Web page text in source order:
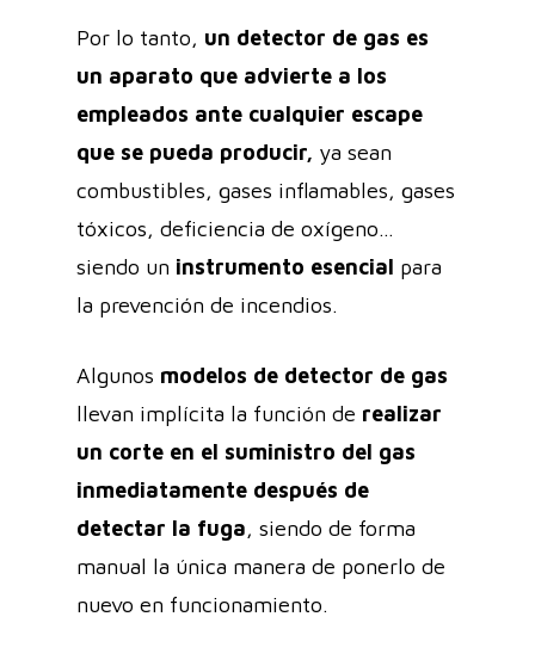
Por lo tanto, un detector de gas es
un aparato que advierte a los
empleados ante cualquier escape
que se pueda producir, ya sean
combustibles, gases inflamables, gases
tóxicos, deficiencia de oxígeno…
siendo un instrumento esencial para
la prevención de incendios.
Algunos modelos de detector de gas
llevan implícita la función de realizar
un corte en el suministro del gas
inmediatamente después de
detectar la fuga, siendo de forma
manual la única manera de ponerlo de
nuevo en funcionamiento.